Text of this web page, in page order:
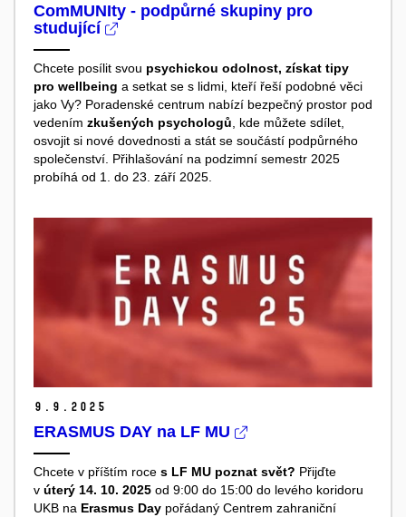
ComMUNIty - podpůrné skupiny pro
studující
Chcete posílit svou psychickou odolnost, získat tipy
pro wellbeing a setkat se s lidmi, kteří řeší podobné věci
jako Vy? Poradenské centrum nabízí bezpečný prostor pod
vedením zkušených psychologů , kde můžete sdílet,
osvojit si nové dovednosti a stát se součástí podpůrného
společenství. Přihlašování na podzimní semestr 2025
probíhá od 1. do 23. září 2025.
9. 9. 2025
ERASMUS DAY na LF MU
Chcete v příštím roce s LF MU poznat svět? Přijďte
v úterý 14. 10. 2025 od 9:00 do 15:00 do levého koridoru
UKB na Erasmus Day pořádaný Centrem zahraniční